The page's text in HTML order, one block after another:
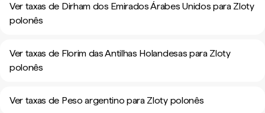
Ver taxas de Dirham dos Emirados Árabes Unidos para Zloty
polonês
Ver taxas de Florim das Antilhas Holandesas para Zloty
polonês
Ver taxas de Peso argentino para Zloty polonês